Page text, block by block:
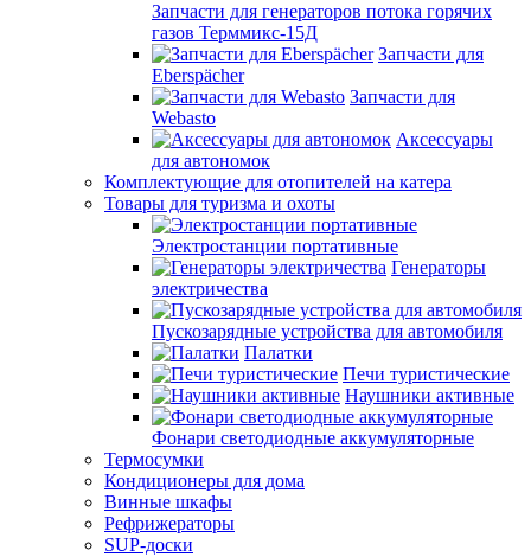
Запчасти для генераторов потока горячих
газов Терммикс-15Д
Запчасти для
Eberspächer
Запчасти для
Webasto
Аксессуары
для автономок
Комплектующие для отопителей на катера
Товары для туризма и охоты
Электростанции портативные
Генераторы
электричества
Пускозарядные устройства для автомобиля
Палатки
Печи туристические
Наушники активные
Фонари светодиодные аккумуляторные
Термосумки
Кондиционеры для дома
Винные шкафы
Рефрижераторы
SUP-доски